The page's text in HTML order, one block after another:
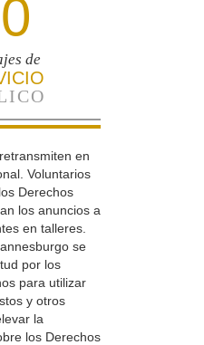
de
en
Voluntarios
Derechos
los anuncios a
en talleres.
se
por los
para utilizar
y otros
la
los Derechos